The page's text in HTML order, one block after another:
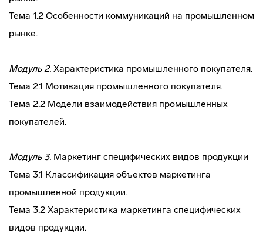
Тема 1.2 Особенности коммуникаций на промышленном
рынке.
Модуль 2. Характеристика промышленного покупателя.
Тема 2.1 Мотивация промышленного покупателя.
Тема 2.2 Модели взаимодействия промышленных
покупателей.
Модуль 3. Маркетинг специфических видов продукции
Тема 3.1 Классификация объектов маркетинга
промышленной продукции.
Тема 3.2 Характеристика маркетинга специфических
видов продукции.